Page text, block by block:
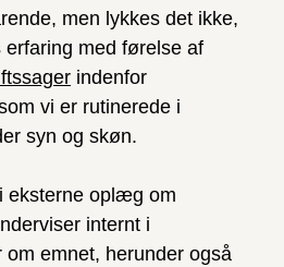
men lykkes det ikke,
med førelse af
indenfor
vi er rutinerede i
syn og skøn.
eksterne oplæg om
internt i
emnet, herunder også